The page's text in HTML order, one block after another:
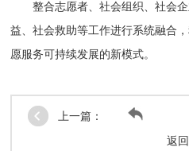
整合志愿者、社会组织、社会
益、社会救助等工作进行系统融合
愿服务可持续发展的新模式。
上一篇：
返回